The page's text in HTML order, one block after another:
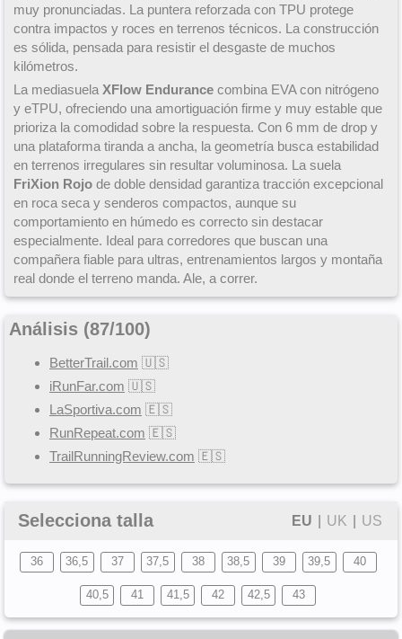
muy pronunciadas. La puntera reforzada con TPU protege
contra impactos y roces en terrenos técnicos. La construcción
es sólida, pensada para resistir el desgaste de muchos
kilómetros.
La mediasuela XFlow Endurance combina EVA con nitrógeno
y eTPU, ofreciendo una amortiguación firme y muy estable que
prioriza la comodidad sobre la respuesta. Con 6 mm de drop y
una plataforma tiranda a ancha, la geometría busca estabilidad
en terrenos irregulares sin resultar voluminosa. La suela
FriXion Rojo de doble densidad garantiza tracción excepcional
en roca seca y senderos compactos, aunque su
comportamiento en húmedo es correcto sin destacar
especialmente. Ideal para corredores que buscan una
compañera fiable para ultras, entrenamientos largos y montaña
real donde el terreno manda. Ale, a correr.
Análisis (87/100)
BetterTrail.com 🇺🇸
iRunFar.com 🇺🇸
LaSportiva.com 🇪🇸
RunRepeat.com 🇪🇸
TrailRunningReview.com 🇪🇸
Selecciona talla EU UK US
36 36,5 37 37,5 38 38,5 39 39,5 40
40,5 41 41,5 42 42,5 43